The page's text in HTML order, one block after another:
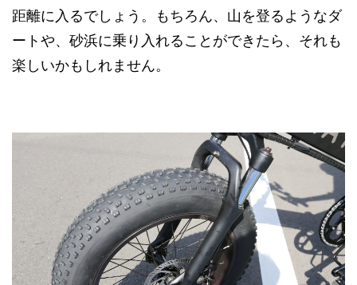
距離に入るでしょう。もちろん、山を登るようなダ
ートや、砂浜に乗り入れることができたら、それも
楽しいかもしれません。